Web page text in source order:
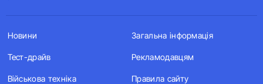
Новини
Тест-драйв
Військова техніка
Загальна інформація
Рекламодавцям
Правила сайту